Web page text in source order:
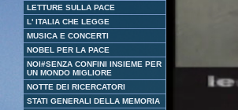
LETTURE SULLA PACE
L' ITALIA CHE LEGGE
MUSICA E CONCERTI
NOBEL PER LA PACE
NOI#SENZA CONFINI INSIEME PER
UN MONDO MIGLIORE
NOTTE DEI RICERCATORI
STATI GENERALI DELLA MEMORIA